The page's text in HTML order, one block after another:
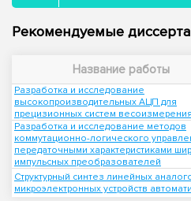
Рекомендуемые
Название работы
Разработка и исследование
высокопроизводительных АЦП для
прецизионных систем весоизмерения
Разработка и исследование методов
коммутационно-логического
передаточными характеристиками
импульсных преобразователей
Структурный синтез линейных
микроэлектронных устройств